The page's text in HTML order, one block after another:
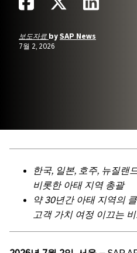
보도자료 by SAP News
7월 2, 2026
한국, 일본, 호주, 뉴질랜
비롯한 아태 지역 총괄
약30년간 아태 지역의
고객 가치 여정 이끄는